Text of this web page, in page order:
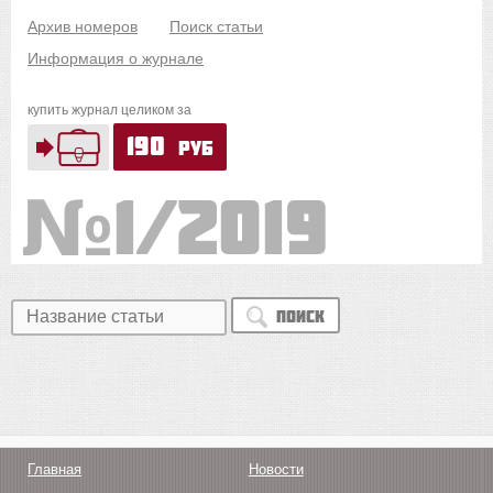
Архив номеров
Поиск статьи
Информация о журнале
купить журнал целиком за
190 руб
1/2019
Поиск
Главная Новости